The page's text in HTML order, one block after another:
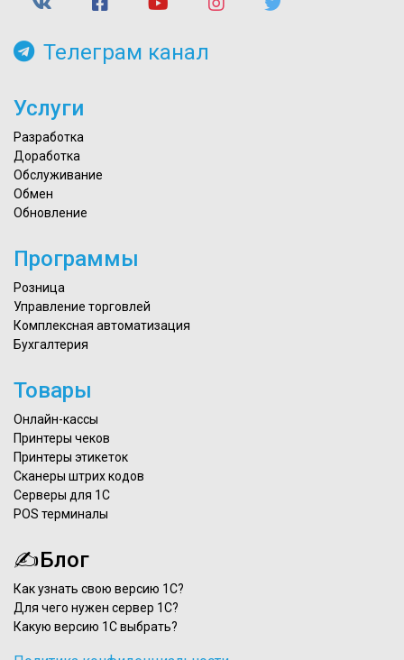
Телеграм канал
Услуги
Разработка
Доработка
Обслуживание
Обмен
Обновление
Программы
Розница
Управление торговлей
Комплексная автоматизация
Бухгалтерия
Товары
Онлайн-кассы
Принтеры чеков
Принтеры этикеток
Сканеры штрих кодов
Серверы для 1С
POS терминалы
✍Блог
Как узнать свою версию 1С?
Для чего нужен сервер 1С?
Какую версию 1С выбрать?